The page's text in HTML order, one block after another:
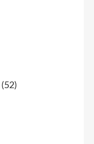
(52)